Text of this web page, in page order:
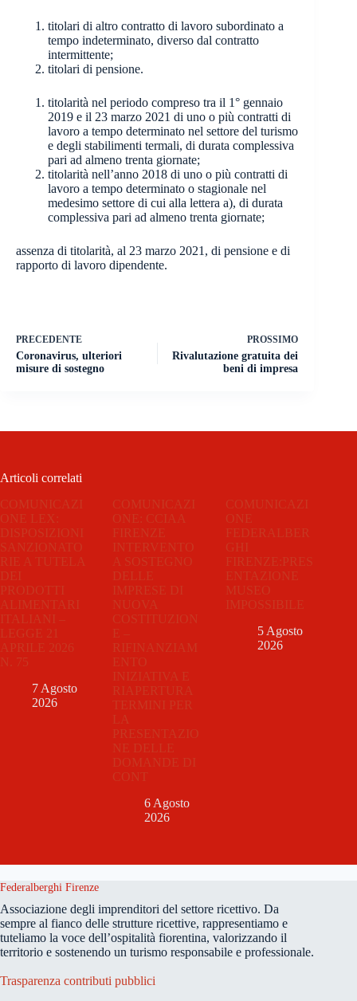
titolari di altro contratto di lavoro subordinato a
tempo indeterminato, diverso dal contratto
intermittente;
titolari di pensione.
titolarità nel periodo compreso tra il 1° gennaio
2019 e il 23 marzo 2021 di uno o più contratti di
lavoro a tempo determinato nel settore del turismo
e degli stabilimenti termali, di durata complessiva
pari ad almeno trenta giornate;
titolarità nell’anno 2018 di uno o più contratti di
lavoro a tempo determinato o stagionale nel
medesimo settore di cui alla lettera a), di durata
complessiva pari ad almeno trenta giornate;
assenza di titolarità, al 23 marzo 2021, di pensione e di
rapporto di lavoro dipendente.
PRECEDENTE
Coronavirus, ulteriori
misure di sostegno
PROSSIMO
Rivalutazione gratuita dei
beni di impresa
Articoli correlati
COMUNICAZI
ONE LEX:
DISPOSIZIONI
SANZIONATO
RIE A TUTELA
DEI
PRODOTTI
ALIMENTARI
ITALIANI –
LEGGE 21
APRILE 2026
N. 75
7 Agosto
2026
COMUNICAZI
ONE: CCIAA
FIRENZE
INTERVENTO
A SOSTEGNO
DELLE
IMPRESE DI
NUOVA
COSTITUZION
E –
RIFINANZIAM
ENTO
INIZIATIVA E
RIAPERTURA
TERMINI PER
LA
PRESENTAZIO
NE DELLE
DOMANDE DI
CONT
6 Agosto
2026
COMUNICAZI
ONE
FEDERALBER
GHI
FIRENZE:PRES
ENTAZIONE
MUSEO
IMPOSSIBILE
5 Agosto
2026
Federalberghi Firenze
Associazione degli imprenditori del settore ricettivo. Da
sempre al fianco delle strutture ricettive, rappresentiamo e
tuteliamo la voce dell’ospitalità fiorentina, valorizzando il
territorio e sostenendo un turismo responsabile e professionale.
Trasparenza contributi pubblici